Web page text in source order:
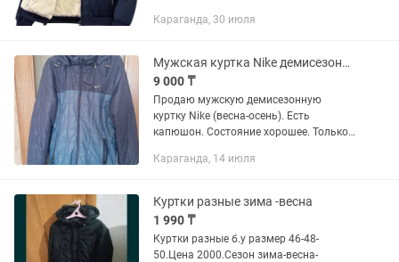
идеально). Состояние новое, без
Караганда, 30 июля
Мужская куртка Nike демисезонная (весна/осень)
9 000 ₸
Продаю мужскую демисезонную
куртку Nike (весна-осень). Есть
капюшон. Состояние хорошее. Только
Майкудуке (Караганда). Размер – 48-
Караганда, 14 июля
Куртки разные зима -весна
1 990 ₸
Куртки разные б.у размер 46-48-
50.Цена 2000.Сезон зима-весна-